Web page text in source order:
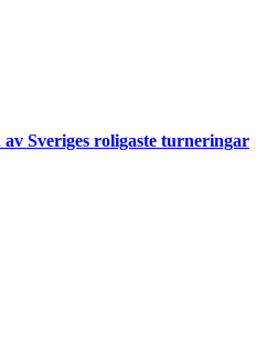
Sveriges roligaste turneringar